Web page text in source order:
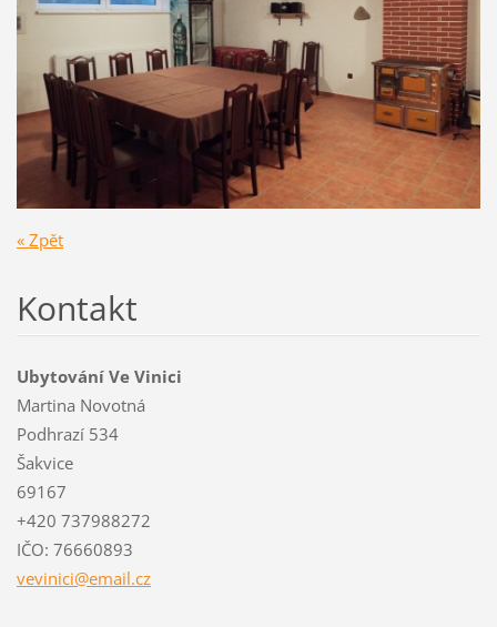
« Zpět
Kontakt
Ubytování Ve Vinici
Martina Novotná
Podhrazí 534
Šakvice
69167
+420 737988272
IČO: 76660893
vevinici@email.cz